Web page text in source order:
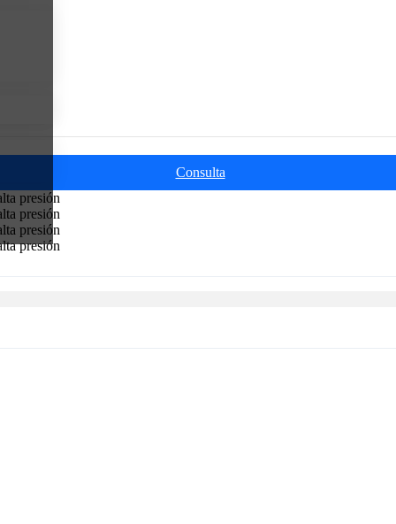
Consulta